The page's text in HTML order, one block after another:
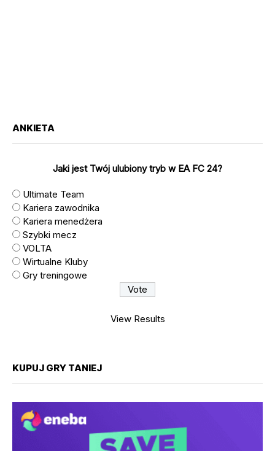
ANKIETA
Jaki jest Twój ulubiony tryb w EA FC 24?
Ultimate Team
Kariera zawodnika
Kariera menedżera
Szybki mecz
VOLTA
Wirtualne Kluby
Gry treningowe
View Results
KUPUJ GRY TANIEJ